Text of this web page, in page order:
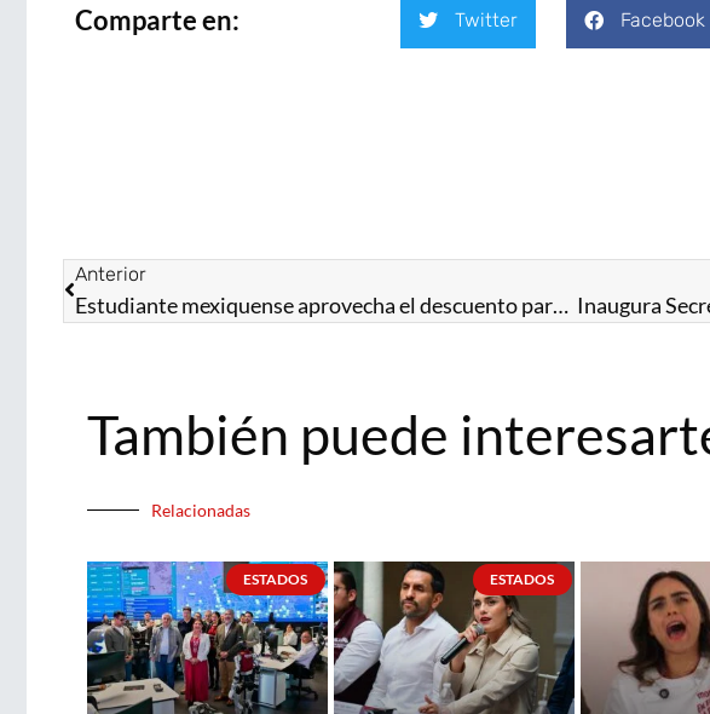
Comparte en: Twitter Facebook
Anterior
Estudiante mexiquense aprovecha el descuento para viajar en el Mexicable; el registro estará disponible hasta el 31 de diciembre
También puede
Relacionadas
ESTADOS ESTADOS